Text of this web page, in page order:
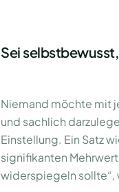
Sei
Niemand möchte mit
und sachlich
Einstellung. Ein Satz
signifikanten
widerspiegeln sollte“,